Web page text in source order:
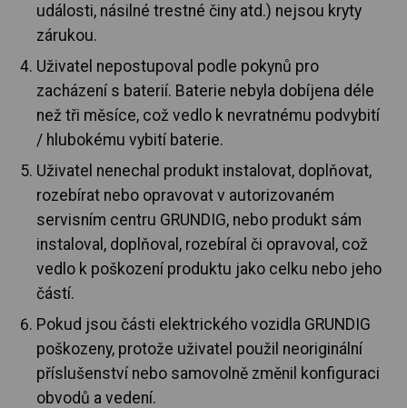
události, násilné trestné činy atd.) nejsou kryty
zárukou.
Uživatel nepostupoval podle pokynů pro
zacházení s baterií. Baterie nebyla dobíjena déle
než tři měsíce, což vedlo k nevratnému podvybití
/ hlubokému vybití baterie.
Uživatel nenechal produkt instalovat, doplňovat,
rozebírat nebo opravovat v autorizovaném
servisním centru GRUNDIG, nebo produkt sám
instaloval, doplňoval, rozebíral či opravoval, což
vedlo k poškození produktu jako celku nebo jeho
částí.
Pokud jsou části elektrického vozidla GRUNDIG
poškozeny, protože uživatel použil neoriginální
příslušenství nebo samovolně změnil konfiguraci
obvodů a vedení.